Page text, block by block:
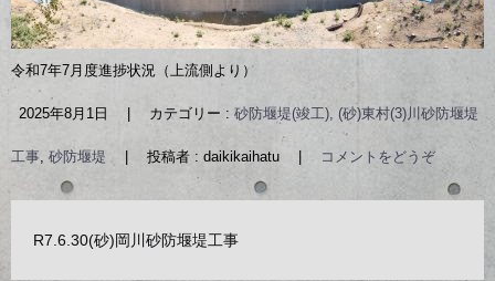
令和7年7月度進捗状況（上流側より）
2025年8月1日 カテゴリー : 砂防堰堤(竣工), (砂)東村(3)川砂防堰堤
工事, 砂防堰堤 投稿者 : daikikaihatu コメントをどうぞ
R7.6.30(砂)岡川砂防堰堤工事